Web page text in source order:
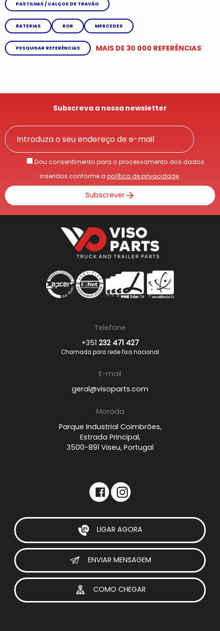
PASTILHAS / CALÇOS DE TRAVÃO
BATERIAS ROR MERCEDES
PESQUISAR REFERÊNCIAS MAIS DE 30 000 REFERÊNCIAS
Subscreva a nossa newsletter
Dou consentimento para o processamento dos dados
inseridos conforme a política de privacidade.
Subscrever
Telefone
+351 232 471 427
Chamada para rede fixa nacional
E-mail
geral@visoparts.com
Morada
Parque Industrial Coimbrões,
Estrada Principal,
3500-891 Viseu, Portugal
LIGAR AGORA
ENVIAR MENSAGEM
COMO CHEGAR